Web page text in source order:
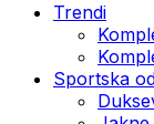
Trendi
Sportska